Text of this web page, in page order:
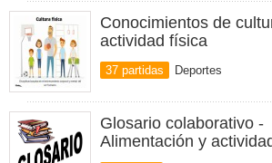
Conocimientos de
actividad física
37 partidas Deportes
Glosario colaborativo -
Alimentación y